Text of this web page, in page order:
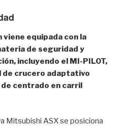
viene equipada con la
de seguridad y
incluyendo el MI-PILOT,
de crucero adaptativo
centrado en carril
Mitsubishi ASX se posiciona